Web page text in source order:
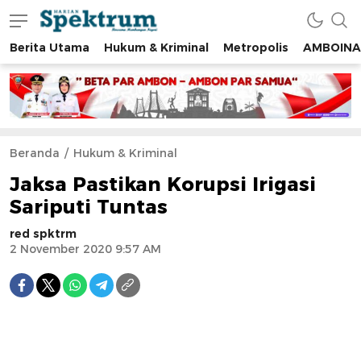
spektrumonline.com
Berita Utama Hukum & Kriminal Metropolis AMBOINA
Beranda Hukum & Kriminal
Jaksa Pastikan Korupsi Irigasi
Sariputi Tuntas
red spktrm
2 November 2020 9:57 AM